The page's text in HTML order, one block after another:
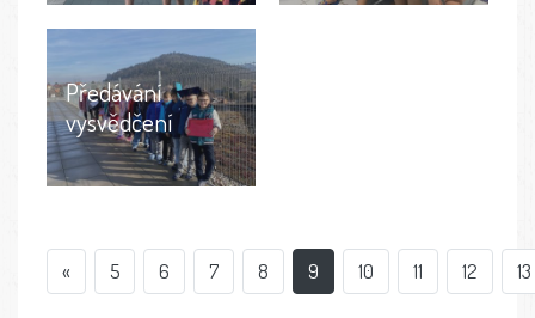
Předávání
vysvědčení
« 5 6 7 8 9 10 11 12 13